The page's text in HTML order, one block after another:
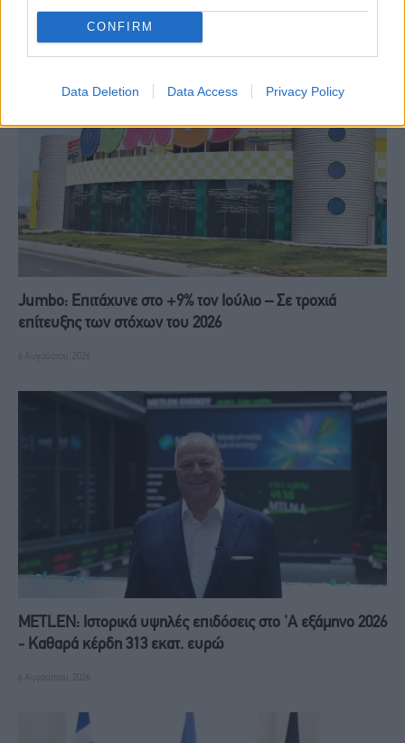
CONFIRM
Data Deletion Data Access Privacy Policy
RELATEDPOSTS
Jumbo: Επιτάχυνε στο +9% τον Ιούλιο – Σε τροχιά
επίτευξης των στόχων του 2026
6 Αυγούστου, 2026
METLEN: Iστορικά υψηλές επιδόσεις στο 'A εξάμηνο 2026
- Kαθαρά κέρδη 313 εκατ. ευρώ
6 Αυγούστου, 2026